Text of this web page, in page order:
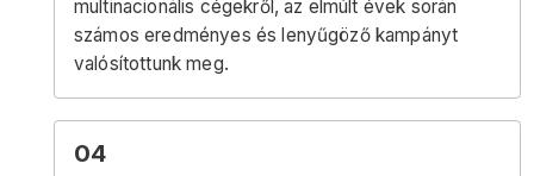
multinacionális cégekről, az elmúlt évek során
számos eredményes és lenyűgöző kampányt
valósítottunk meg.
04